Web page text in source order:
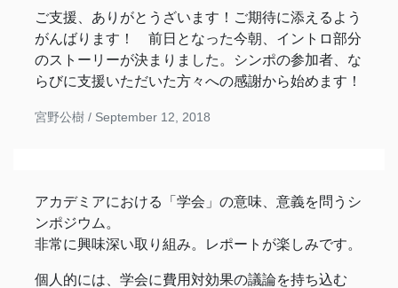
ご支援、ありがとうざいます！ご期待に添えるよう
がんばります！ 前日となった今朝、イントロ部分
のストーリーが決まりました。シンポの参加者、な
らびに支援いただいた方々への感謝から始めます！
宮野公樹 / September 12, 2018
アカデミアにおける「学会」の意味、意義を問うシ
ンポジウム。
非常に興味深い取り組み。レポートが楽しみです。
個人的には、学会に費用対効果の議論を持ち込む